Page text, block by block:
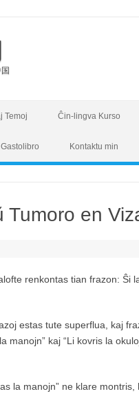
Temoj Ĉin-lingva Kurso
Gastolibro Kontaktu min
Tumoro en
renkontas tian frazon: Ŝi
estas tute superflua, kaj
manojn” kaj “Li kovris la
la manojn” ne klare